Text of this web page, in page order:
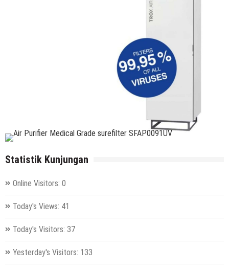
Statistik Kunjungan
Online Visitors: 0
Today's Views: 41
Today's Visitors: 37
Yesterday's Visitors: 133